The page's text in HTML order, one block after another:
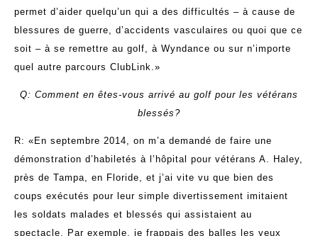
permet d’aider quelqu’un qui a des difficultés – à cause de
blessures de guerre, d’accidents vasculaires ou quoi que ce
soit – à se remettre au golf, à Wyndance ou sur n’importe
quel autre parcours ClubLink.»
Q: Comment en êtes-vous arrivé au golf pour les vétérans
blessés?
R: «En septembre 2014, on m’a demandé de faire une
démonstration d’habiletés à l’hôpital pour vétérans A. Haley,
près de Tampa, en Floride, et j’ai vite vu que bien des
coups exécutés pour leur simple divertissement imitaient
les soldats malades et blessés qui assistaient au
spectacle. Par exemple, je frappais des balles les yeux